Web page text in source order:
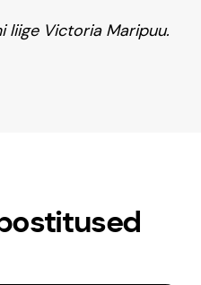
liige Victoria Maripuu.